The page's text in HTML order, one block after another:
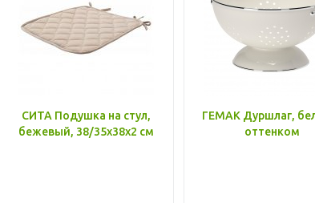
СИТА Подушка на стул,
бежевый, 38/35x38x2 см
ГЕМАК Дуршлаг,
оттенком